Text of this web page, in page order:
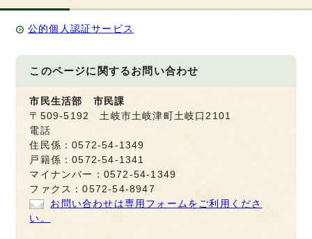
公的個人認証サービス
このページに関するお問い合わせ
市民生活部 市民課
〒509-5192 土岐市土岐津町土岐口2101
電話
住民係：0572-54-1349
戸籍係：0572-54-1341
マイナンバー：0572-54-1349
ファクス：0572-54-8947
お問い合わせは専用フォームをご利用くださ
い。